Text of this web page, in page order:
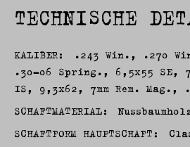
TECHNISCHE
KALIBER:
.243 Win., .270
.30-06 Spring., 6,5x55 SE,
IS, 9,3x62, 7mm Rem. Mag.,
SCHAFTMATERIAL:
SCHAFTFORM HAUPTSCHAFT: